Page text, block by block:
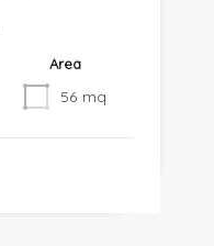
Area
56 mq